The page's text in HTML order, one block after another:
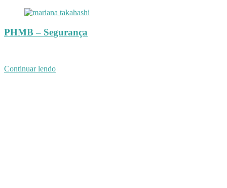
PHMB – Segurança
Continuar lendo